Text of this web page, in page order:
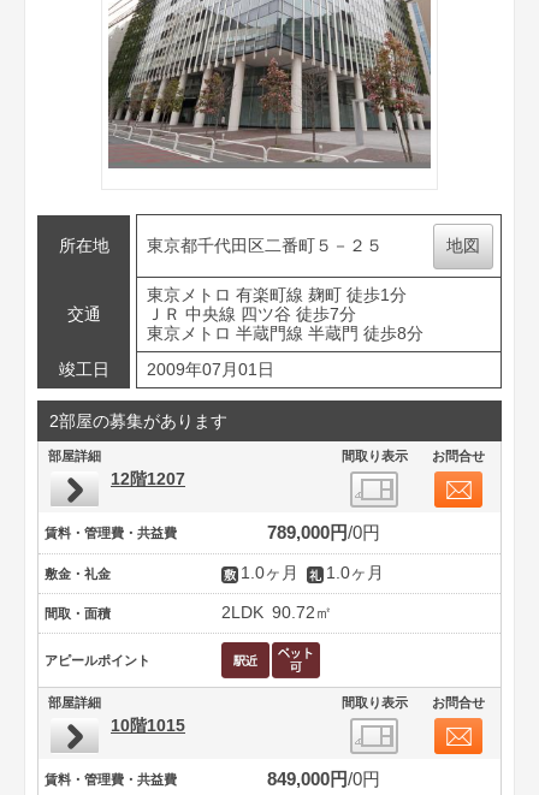
所在地 東京都千代田区二番町５－２５ 地図
交通
東京メトロ 有楽町線 麹町 徒歩1分
ＪＲ 中央線 四ツ谷 徒歩7分
東京メトロ 半蔵門線 半蔵門 徒歩8分
竣工日
2009年07月01日
2部屋の募集があります
部屋詳細 間取り表示 お問合せ
12階1207
賃料・管理費・共益費 789,000円 0円
敷金・礼金 1.0ヶ月 1.0ヶ月
間取・面積 2LDK 90.72㎡
アピールポイント
部屋詳細 間取り表示 お問合せ
10階1015
賃料・管理費・共益費 849,000円 0円